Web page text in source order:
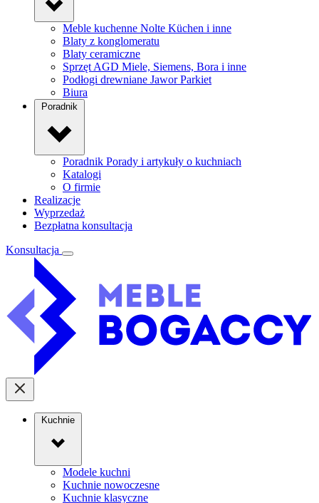
Meble kuchenne Nolte Küchen i inne
Blaty z konglomeratu
Blaty ceramiczne
Sprzęt AGD Miele, Siemens, Bora i inne
Podłogi drewniane Jawor Parkiet
Biura
Poradnik Porady i artykuły o kuchniach
Katalogi
O firmie
Realizacje
Wyprzedaż
Bezpłatna konsultacja
Konsultacja
Kuchnie
Modele kuchni
Kuchnie nowoczesne
Kuchnie klasyczne